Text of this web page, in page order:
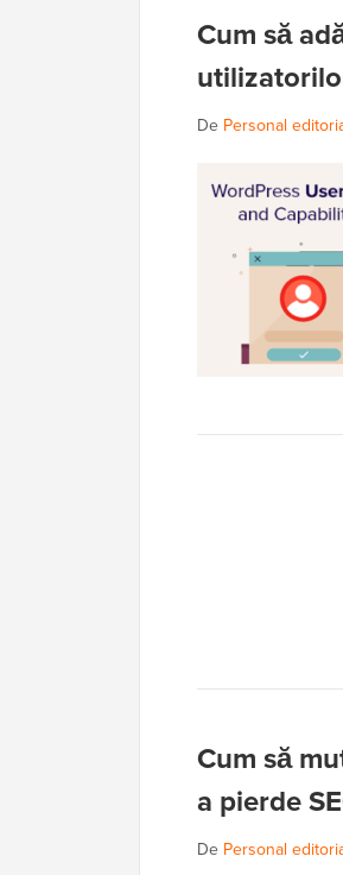
Cum să
De Personal
Cum să
a pierde
De Personal